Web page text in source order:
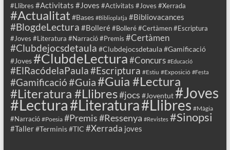
#Llibres #Activitats #Joves #Activitats #Joves #Xerrada
#Actualitat #Bases #Biblioplatja #Bibliovacances
#BlogdeLectura #Bolleré #Bolleré #Certàmen #Escriptura
#Joves #Literatura #Narració #Premis #Certàmen
#Clubdejocsdetaula #Clubdejocsdetaula #Gamificació
#Joves#ClubdeLectura#Concurs #Educació
#ElRacódelaPaula#Escriptura #Estiu #Exposició #Festa
#Gamificació#Guia#Guia #Lectura
#Literatura #Llibres#jocs #Joventut#Joves
#Lectura#Literatura#Llibres #Màgia
#Narració #Poesia #Premis#Ressenya #Revistes #Sinopsi
#Taller#Terminis#TIC #Xerrada joves